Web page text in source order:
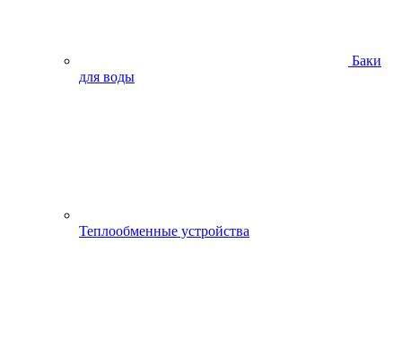
Баки
для воды
Теплообменные устройства